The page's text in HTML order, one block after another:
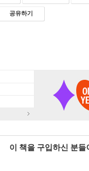
공유하기
이 책을 구입하신 분